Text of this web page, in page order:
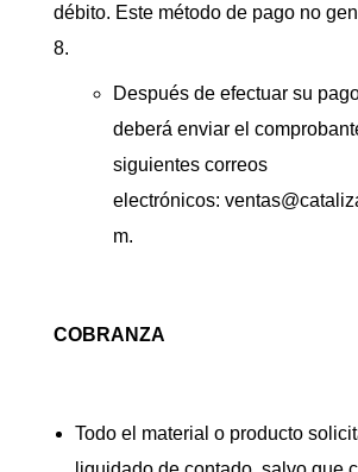
débito. Este método de pago no
Después de efectuar su
deberá enviar el
siguientes correos
electrónicos:
m.
COBRANZA
Todo el material o producto